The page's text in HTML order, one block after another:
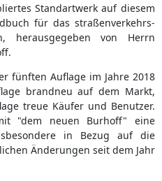
Standartwerk auf diesem
für das straßenverkehrs-
herausgegeben von Herrn
fünften Auflage im Jahre 2018
brandneu auf dem Markt,
treue Käufer und Benutzer.
"dem neuen Burhoff" eine
in Bezug auf die
Änderungen seit dem Jahr